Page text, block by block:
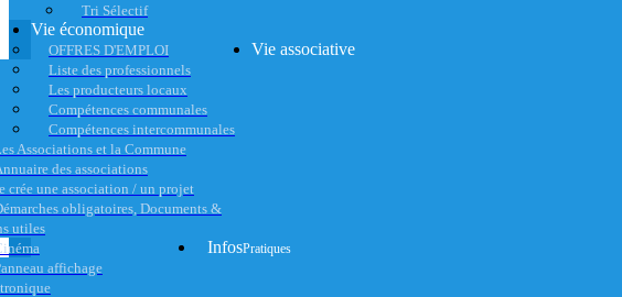
Tri Sélectif
Vie économique
OFFRES D'EMPLOI
Liste des professionnels
Les producteurs locaux
Compétences communales
Compétences intercommunales
Vie associative
Associations et la Commune
des associations
crée une association / un projet
obligatoires, Documents &
utiles
affichage
InfosPratiques